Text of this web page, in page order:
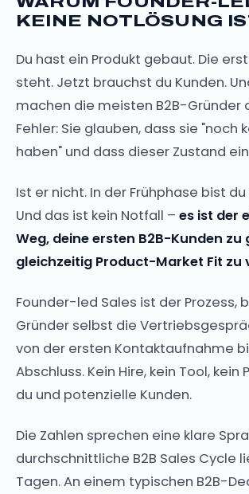
KEINE NOTLÖSUNG
Du hast ein Produkt gebaut. Die
steht. Jetzt brauchst du Kunden.
machen die meisten B2B-Gründer
Fehler: Sie glauben, dass sie "noch
haben" und dass dieser Zustand
Ist er nicht. In der Frühphase bist
Und das ist kein Notfall – es ist der
Weg, deine ersten B2B-Kunden zu
gleichzeitig Product-Market Fit zu
Founder-led Sales ist der Prozess,
Gründer selbst die
von der ersten Kontaktaufnahme
Abschluss. Kein Hire, kein Tool, kein
du und potenzielle Kunden.
Die Zahlen sprechen eine klare
durchschnittliche B2B Sales Cycle
Tagen. An einem typischen B2B-